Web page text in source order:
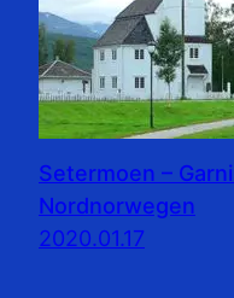
Setermoen –
Nordnorwegen
2020.01.17